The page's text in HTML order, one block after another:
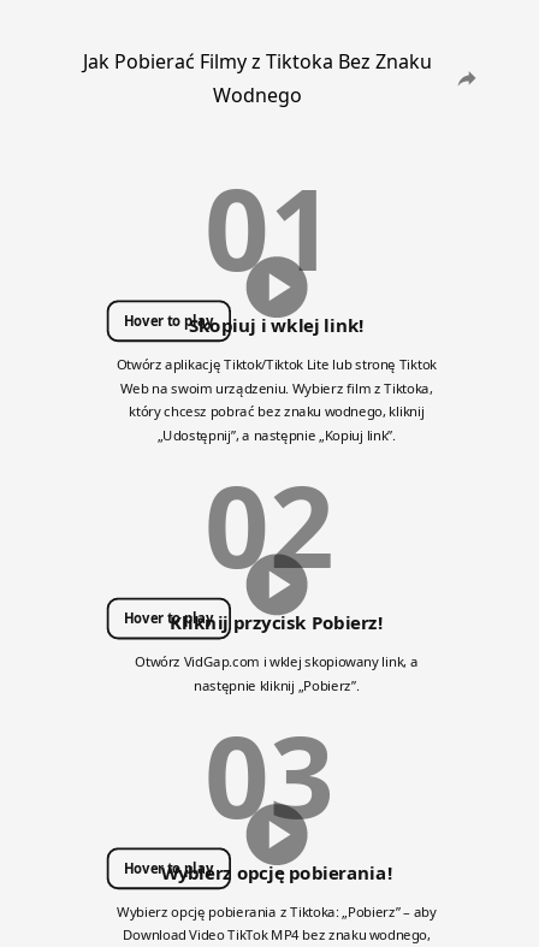
Jak Pobierać Filmy z Tiktoka Bez Znaku
Wodnego
01
Hover to playSkopiuj i wklej link!
Otwórz aplikację Tiktok/Tiktok Lite lub stronę Tiktok
Web na swoim urządzeniu. Wybierz film z Tiktoka,
który chcesz pobrać bez znaku wodnego, kliknij
„Udostępnij”, a następnie „Kopiuj link”.
02
Hover to playKliknij przycisk Pobierz!
Otwórz VidGap.com i wklej skopiowany link, a
następnie kliknij „Pobierz”.
03
Hover to play
Wybierz opcję pobierania!
Wybierz opcję pobierania z Tiktoka: „Pobierz” – aby
Download Video TikTok MP4 bez znaku wodnego,